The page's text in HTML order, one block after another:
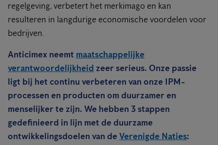
regelgeving, verbetert het merkimago en kan
resulteren in langdurige economische voordelen voor
bedrijven.
Anticimex neemt maatschappelijke
verantwoordelijkheid zeer serieus. Onze passie
ligt bij het continu verbeteren van onze IPM-
processen en producten om duurzamer en
menselijker te zijn. We hebben 3 stappen
gedefinieerd in lijn met de duurzame
ontwikkelingsdoelen van de Verenigde Naties: